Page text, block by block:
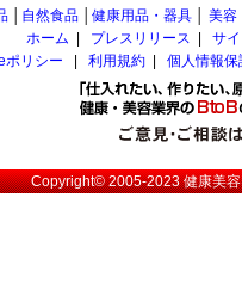
自然食品 健康用品・器具 美容
ホーム
プレスリリース
サ
ポリシー
利用規約 個人情報
Copyright© 2005-2023健康美